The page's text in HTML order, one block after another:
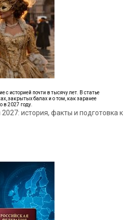
с историей почти в тысячу лет. В статье
закрытых балах и о том, как заранее
в 2027 году.
история, факты и подготовка к